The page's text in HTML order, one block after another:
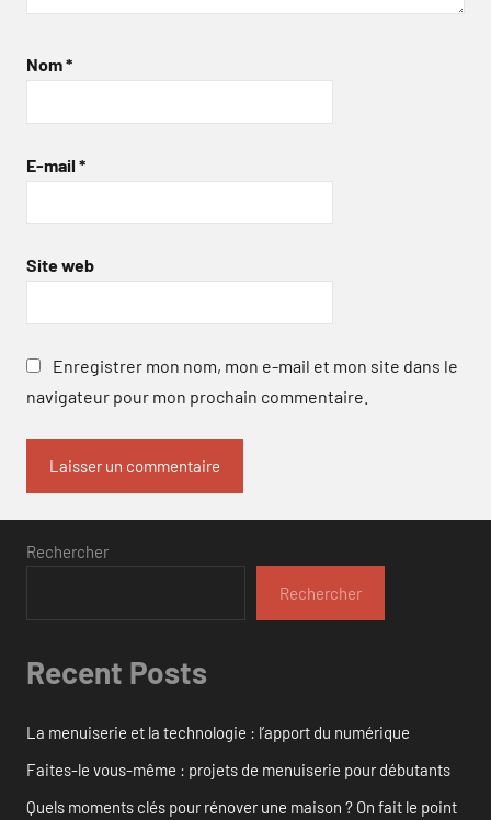
Nom*
E-mail *
Site web
Enregistrer mon nom, mon e-mail et mon site dans le
navigateur pour mon prochain commentaire.
Rechercher
Rechercher
Recent Posts
La menuiserie et la technologie : l’apport du numérique
Faites-le vous-même : projets de menuiserie pour débutants
Quels moments clés pour rénover une maison ? On fait le point